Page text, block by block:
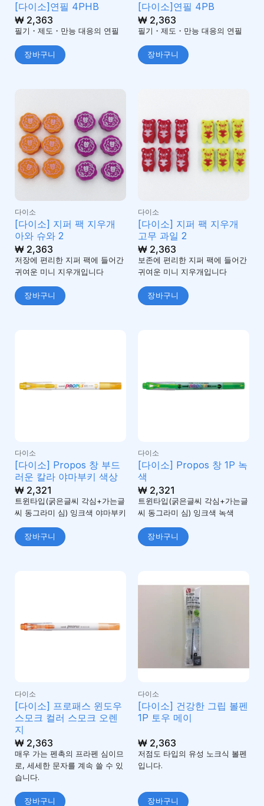
[다이소]연필 4PHB
₩2,363
필기・제도・만능 대응의 연필
장바구니
[다이소]연필 4PB
₩2,363
필기・제도・만능 대응의 연필
장바구니
다이소
[다이소] 지퍼 팩 지우개
아와 슈와 2
₩2,363
저장에 편리한 지퍼 팩에 들어간
귀여운 미니 지우개입니다
장바구니
다이소
[다이소] 지퍼 팩 지우개
고무 과일 2
₩2,363
보존에 편리한 지퍼 팩에 들어간
귀여운 미니 지우개입니다
장바구니
다이소
[다이소] Propos 창 부드
러운 칼라 야마부키 색상
₩2,321
트윈타입(굵은글씨 각심+가는글
씨 동그라미 심) 잉크색 야마부키
장바구니
다이소
[다이소] Propos 창 1P 녹
색
₩2,321
트윈타입(굵은글씨 각심+가는글
씨 동그라미 심) 잉크색 녹색
장바구니
다이소
[다이소] 프로패스 윈도우
스모크 컬러 스모크 오렌
지
₩2,363
매우 가는 펜촉의 프라펜 심이므
로, 세세한 문자를 계속 쓸 수 있
습니다.
장바구니
다이소
[다이소] 건강한 그립 볼펜
1P 토우 메이
₩2,363
저점도 타입의 유성 노크식 볼펜
입니다.
장바구니